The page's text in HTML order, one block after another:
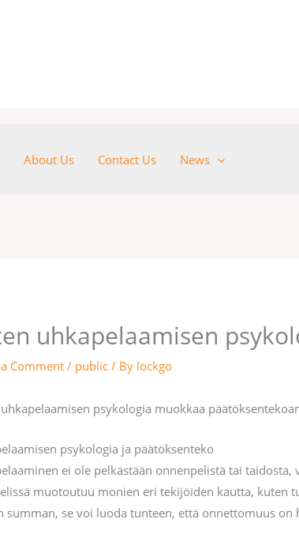
About Us Contact Us News
uhkapelaamisen
Comment / public / By lockgo
psykologia muokkaa
psykologia ja päätöksenteko
ei ole pelkästään onnenpelistä tai
muotoutuu monien eri tekijöiden kautta, kuten
summan, se voi luoda tunteen, että onnettomuus